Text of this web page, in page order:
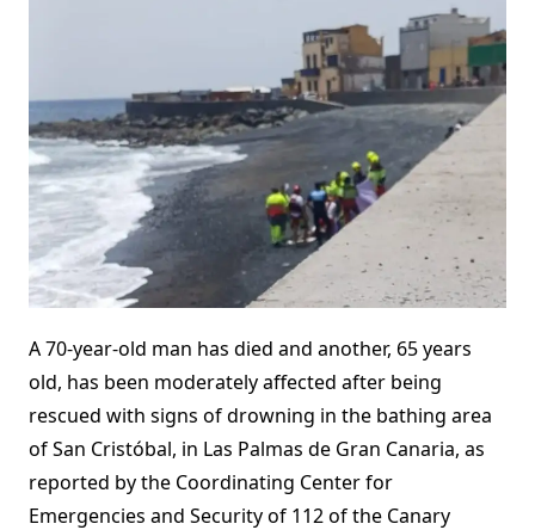
A 70-year-old man has died and another, 65 years
old, has been moderately affected after being
rescued with signs of drowning in the bathing area
of San Cristóbal, in Las Palmas de Gran Canaria, as
reported by the Coordinating Center for
Emergencies and Security of 112 of the Canary